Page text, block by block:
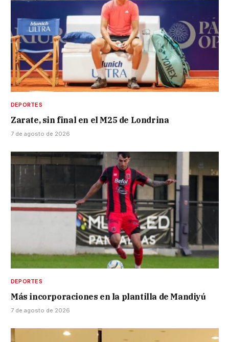
DEPORTES
Zarate, sin final en el M25 de Londrina
7 de agosto de 2026
DEPORTES
Más incorporaciones en la plantilla de Mandiyú
7 de agosto de 2026